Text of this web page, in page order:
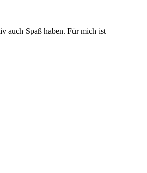
auch Spaß haben. Für mich ist